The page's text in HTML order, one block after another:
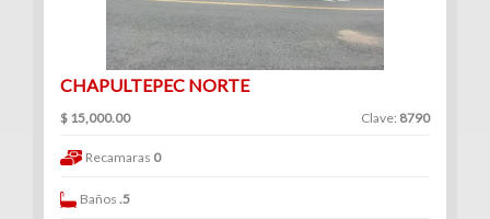
CHAPULTEPEC NORTE
$ 15,000.00 Clave: 8790
Recamaras 0
Baños.5